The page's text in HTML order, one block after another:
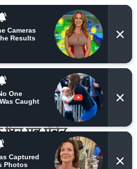
ਸੁਪਨੇ ਵਿੱਚ ਆ ਰਹੇ ਹਨ ਤਾਂ
ਇਹ ਸ਼ੁਭ ਸੰਕੇਤ
admin Leave a Comment